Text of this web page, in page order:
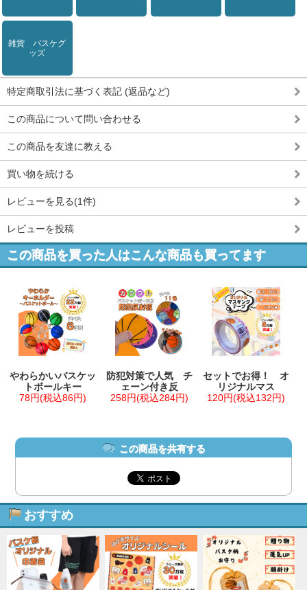
雑貨 バスケグ
ッズ
特定商取引法に基づく表記 (返品など)
この商品について問い合わせる
この商品を友達に教える
買い物を続ける
レビューを見る(1件)
レビューを投稿
この商品を買った人はこんな商品も買ってます
やわらかいバスケッ
トボールキー
78円(税込86円)
防犯対策で人気 チ
ェーン付き反
258円(税込284円)
セットでお得！ オ
リジナルマス
120円(税込132円)
この商品を共有する
おすすめ